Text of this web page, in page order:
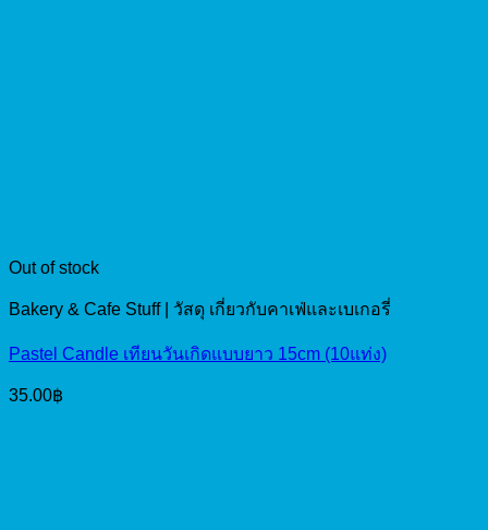
Out of stock
Bakery & Cafe Stuff | วัสดุ เกี่ยวกับคาเฟ่และเบเกอรี่
Pastel Candle เทียนวันเกิดแบบยาว 15cm (10แท่ง)
35.00฿